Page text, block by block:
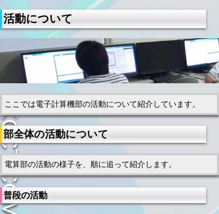
活動について
ここでは電子計算機部の活動について紹介しています。
部全体の活動について
電算部の活動の様子を、順に追って紹介します。
普段の活動